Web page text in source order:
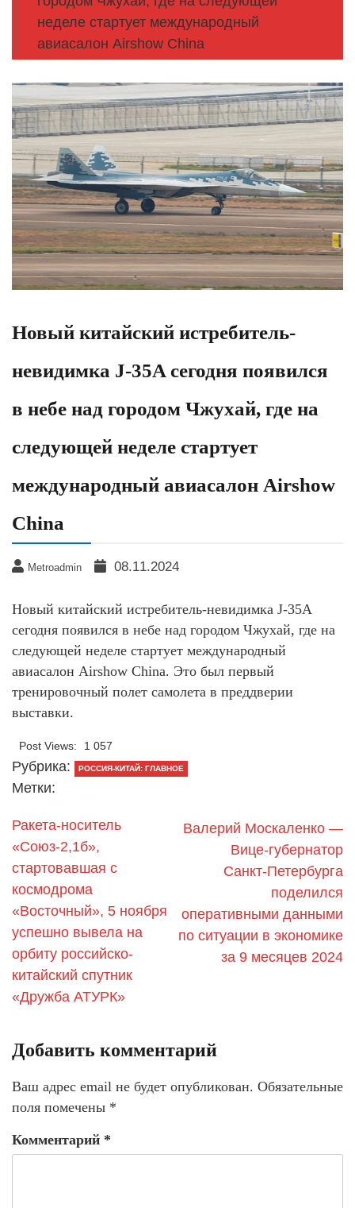
неделе стартует международный
авиасалон Airshow China
Новый китайский истребитель-
невидимка J-35A сегодня появился
в небе над городом Чжухай, где на
следующей неделе стартует
международный авиасалон Airshow
China
Metroadmin 08.11.2024
Новый китайский истребитель-невидимка J-35A
сегодня появился в небе над городом Чжухай, где на
следующей неделе стартует международный
авиасалон Airshow China. Это был первый
тренировочный полет самолета в преддверии
выставки.
Post Views: 1 057
Рубрика: РОССИЯ-КИТАЙ: ГЛАВНОЕ
Метки:
Ракета-носитель
«Союз-2,1б»,
стартовавшая с
космодрома
«Восточный», 5 ноября
успешно вывела на
орбиту российско-
китайский спутник
«Дружба АТУРК»
Валерий Москаленко —
Вице-губернатор
Санкт‑Петербурга
поделился
оперативными данными
по ситуации в экономике
за 9 месяцев 2024
Добавить комментарий
Ваш адрес email не будет опубликован. Обязательные
поля помечены *
Комментарий *